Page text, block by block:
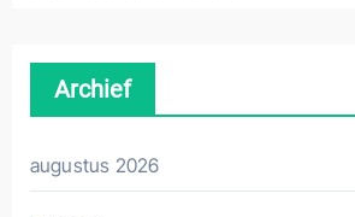
Archief
augustus 2026